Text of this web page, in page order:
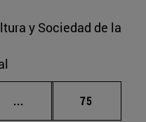
y Sociedad de la
... Páginas intermedias
Página
75